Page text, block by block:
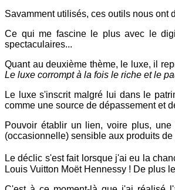
Savamment utilisés, ces outils nous ont
Ce qui me fascine le plus avec le
spectaculaires...
Quant au deuxième thème, le luxe, il
Le luxe corrompt à la fois le riche et le
Le luxe s'inscrit malgré lui dans le
comme une source de dépassement et
Pouvoir établir un lien, voire plus,
(occasionnelle) sensible aux produits de
Le déclic s'est fait lorsque j'ai eu la
Louis Vuitton Moët Hennessy ! De plus